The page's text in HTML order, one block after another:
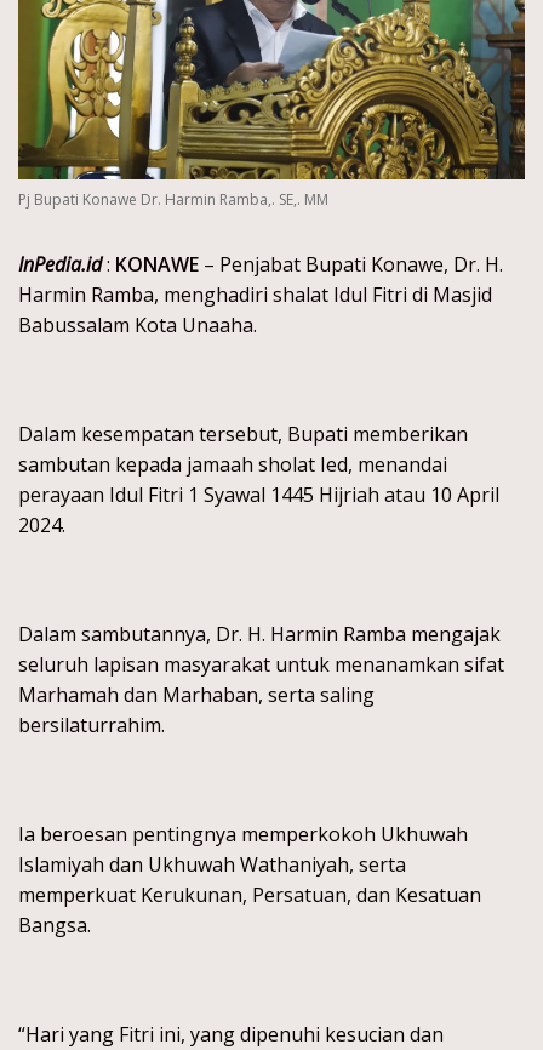
Pj Bupati Konawe Dr. Harmin Ramba,. SE,. MM
InPedia.id: KONAWE – Penjabat Bupati Konawe, Dr. H.
Harmin Ramba, menghadiri shalat Idul Fitri di Masjid
Babussalam Kota Unaaha.
Dalam kesempatan tersebut, Bupati memberikan
sambutan kepada jamaah sholat Ied, menandai
perayaan Idul Fitri 1 Syawal 1445 Hijriah atau 10 April
2024.
Dalam sambutannya, Dr. H. Harmin Ramba mengajak
seluruh lapisan masyarakat untuk menanamkan sifat
Marhamah dan Marhaban, serta saling
bersilaturrahim.
Ia beroesan pentingnya memperkokoh Ukhuwah
Islamiyah dan Ukhuwah Wathaniyah, serta
memperkuat Kerukunan, Persatuan, dan Kesatuan
Bangsa.
“Hari yang Fitri ini, yang dipenuhi kesucian dan